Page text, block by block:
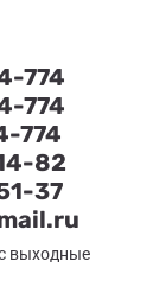
774
774
774
82
37
выходные